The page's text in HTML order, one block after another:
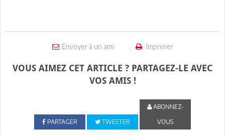
Envoyer à un ami Imprimer
VOUS AIMEZ CET ARTICLE ? PARTAGEZ-LE AVEC
VOS AMIS !
PARTAGER TWEETER
ABONNEZ-
VOUS